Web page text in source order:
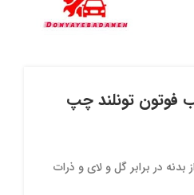
تونلند چپ
در برابر گل و لای و ذرات